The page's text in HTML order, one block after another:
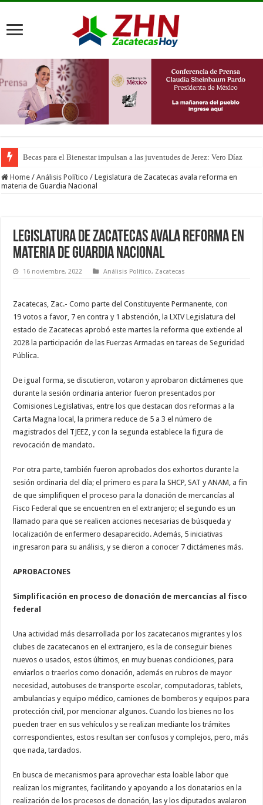
Becas para el Bienestar impulsan a las juventudes de Jerez: Vero Díaz
¿Accidente, advertencia o jugada política? El percance de Geovanna deja
Home / Análisis Político / Legislatura de Zacatecas avala reforma en
materia de Guardia Nacional
Legislatura de Zacatecas avala reforma en
materia de Guardia Nacional
16 noviembre, 2022 Análisis Político, Zacatecas
Zacatecas, Zac.- Como parte del Constituyente Permanente, con
19 votos a favor, 7 en contra y 1 abstención, la LXIV Legislatura del
estado de Zacatecas aprobó este martes la reforma que extiende al
2028 la participación de las Fuerzas Armadas en tareas de Seguridad
Pública.
De igual forma, se discutieron, votaron y aprobaron dictámenes que
durante la sesión ordinaria anterior fueron presentados por
Comisiones Legislativas, entre los que destacan dos reformas a la
Carta Magna local, la primera reduce de 5 a 3 el número de
magistrados del TJEEZ, y con la segunda establece la figura de
revocación de mandato.
Por otra parte, también fueron aprobados dos exhortos durante la
sesión ordinaria del día; el primero es para la SHCP, SAT y ANAM, a fin
de que simplifiquen el proceso para la donación de mercancías al
Fisco Federal que se encuentren en el extranjero; el segundo es un
llamado para que se realicen acciones necesarias de búsqueda y
localización de enfermero desaparecido. Además, 5 iniciativas
ingresaron para su análisis, y se dieron a conocer 7 dictámenes más.
APROBACIONES
Simplificación en proceso de donación de mercancías al fisco
federal
Una actividad más desarrollada por los zacatecanos migrantes y los
clubes de zacatecanos en el extranjero, es la de conseguir bienes
nuevos o usados, estos últimos, en muy buenas condiciones, para
enviarlos o traerlos como donación, además en rubros de mayor
necesidad, autobuses de transporte escolar, computadoras, tablets,
ambulancias y equipo médico, camiones de bomberos y equipos para
protección civil, por mencionar algunos. Cuando los bienes no los
pueden traer en sus vehículos y se realizan mediante los trámites
correspondientes, estos resultan ser confusos y complejos, pero, más
que nada, tardados.
En busca de mecanismos para aprovechar esta loable labor que
realizan los migrantes, facilitando y apoyando a los donatarios en la
realización de los procesos de donación, las y los diputados avalaron